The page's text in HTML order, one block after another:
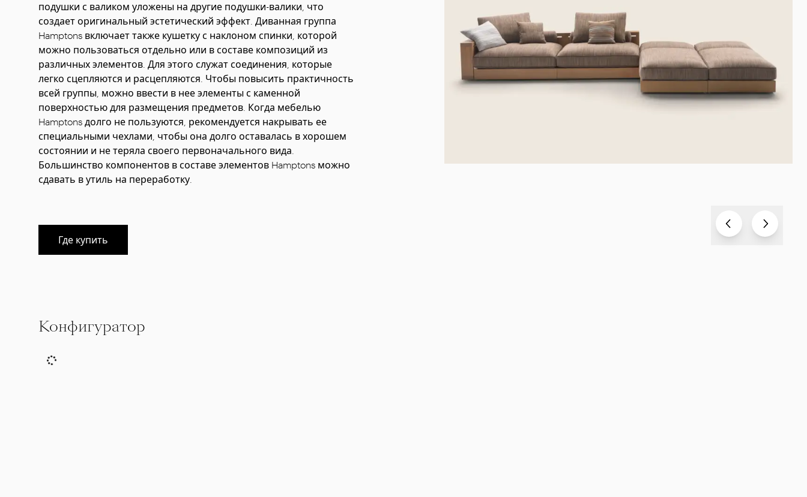
подушки с валиком уложены на другие подушки-валики, что
создает оригинальный эстетический эффект. Диванная группа
Hamptons включает также кушетку с наклоном спинки, которой
можно пользоваться отдельно или в составе композиций из
различных элементов. Для этого служат соединения, которые
легко сцепляются и расцепляются. Чтобы повысить практичность
всей группы, можно ввести в нее элементы с каменной
поверхностью для размещения предметов. Когда мебелью
Hamptons долго не пользуются, рекомендуется накрывать ее
специальными чехлами, чтобы она долго оставалась в хорошем
состоянии и не теряла своего первоначального вида.
Большинство компонентов в составе элементов Hamptons можно
сдавать в утиль на переработку.
Где купить
Test Test
Конфигуратор